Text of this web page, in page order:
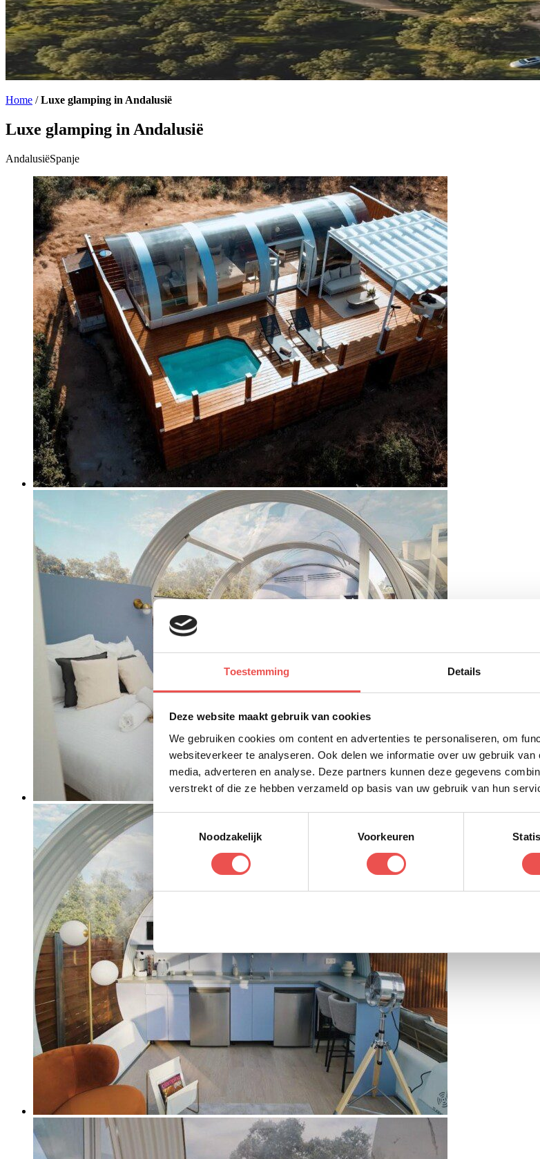
Toestemming Details
Deze website maakt gebruik van cookies
We gebruiken cookies om content en advertenties te personaliseren, om
websiteverkeer te analyseren. Ook delen we informatie over uw gebruik
media, adverteren en analyse. Deze partners kunnen deze gegevens
verstrekt of die ze hebben verzameld op basis van uw gebruik van hun
Noodzakelijk
Voorkeuren
Home /Luxe glamping in Andalusië
Luxe glamping in Andalusië
AndalusiëSpanje